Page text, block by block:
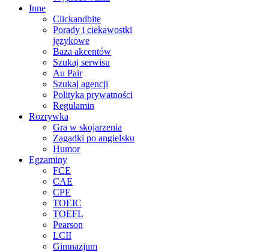
Inne
Clickandbite
Porady i ciekawostki
językowe
Baza akcentów
Szukaj serwisu
Au Pair
Szukaj agencji
Polityka prywatności
Regulamin
Rozrywka
Gra w skojarzenia
Zagadki po angielsku
Humor
Egzaminy
FCE
CAE
CPE
TOEIC
TOEFL
Pearson
LCII
Gimnazjum